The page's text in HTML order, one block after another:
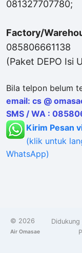
081327707780;
Factory/
085806661138
(Paket DEPO Isi
Bila telpon belum
email: cs @
SMS / WA :
Kirim Pesan
(klik untuk
WhatsApp)
© 2026
Air Omasae
Didukung